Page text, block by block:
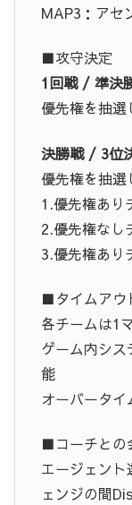
MAP3：アセ
■攻守決定
1回戦 / 準決
優先権を抽選
決勝戦 / 3位
優先権を抽
1.優先権あり
2.優先権なし
3.優先権あり
■タイムアウ
各チームは1
ゲーム内シ
能
オーバータ
■コーチとの
エージェン
ェンジの間